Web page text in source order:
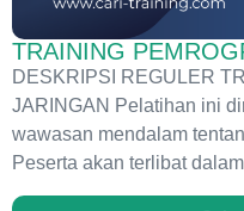
TRAINING
DESKRIPSI REGULER
JARINGAN Pelatihan ini
wawasan mendalam
Peserta akan terlibat